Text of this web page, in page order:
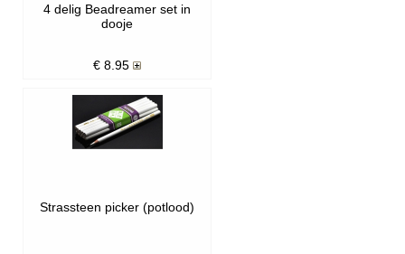
4 delig Beadreamer set in
dooje
€ 8.95
Strassteen picker (potlood)